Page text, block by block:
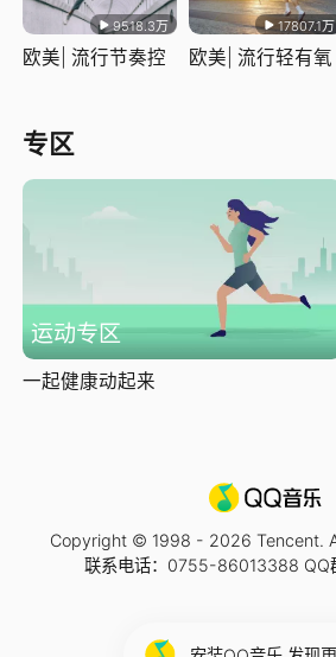
9518.3万
欧美| 流行节奏控
17807.1万
欧美| 流行轻有氧
专区
运动专区
一起健康动起来
Copyright © 1998 - 2026 Tencent.
联系电话：0755-86013388